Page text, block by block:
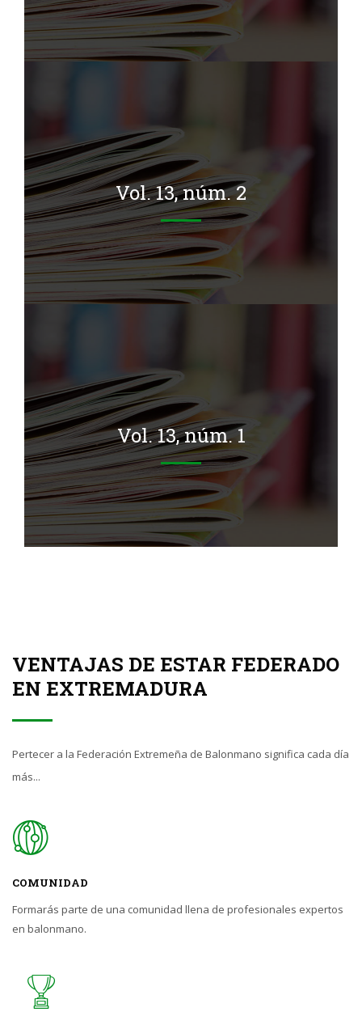
Vol. 13, núm. 2
núm. 2
Vol. 13, núm. 1
núm. 1
VENTAJAS DE ESTAR FEDERADO
EN EXTREMADURA
Pertecer a la Federación Extremeña de Balonmano significa cada día
más...
COMUNIDAD
Formarás parte de una comunidad llena de profesionales expertos
en balonmano.